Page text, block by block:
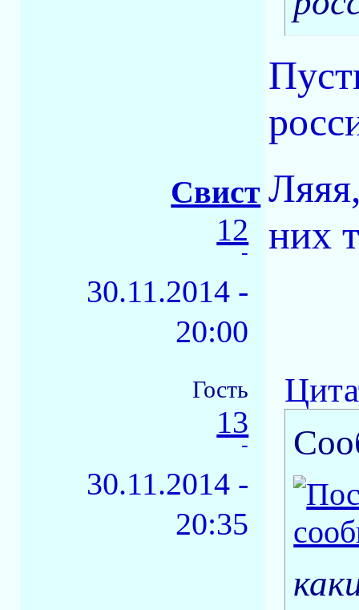
Свист
12
-
30.11.2014 -
20:00
них
Гость
13
-
30.11.2014 -
20:35